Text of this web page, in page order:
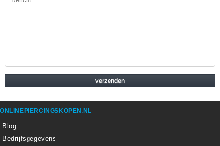
ONLINEPIERCINGSKOPEN.NL
Blog
Bedrijfsgegevens